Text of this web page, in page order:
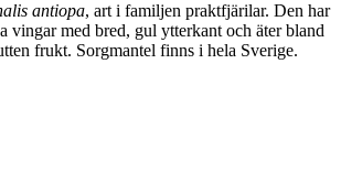
antiopa, art i familjen praktfjärilar. Den har
vingar med bred, gul ytterkant och äter bland
frukt. Sorgmantel finns i hela Sverige.